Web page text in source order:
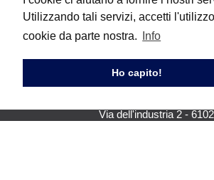
Utilizzando tali servizi, accetti
cookie da parte nostra.
Info
Ho capito!
Via dell'industria 2 -